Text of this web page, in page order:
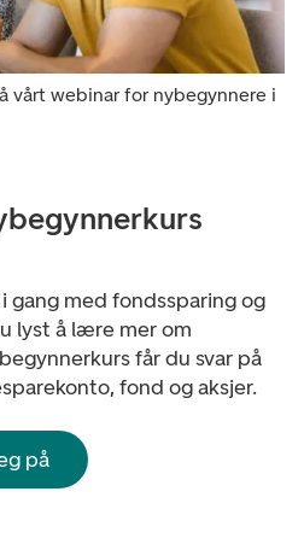
vårt webinar for nybegynnere i
gang med fondssparing og
lyst å lære mer om
får du svar på
fond og aksjer.
på